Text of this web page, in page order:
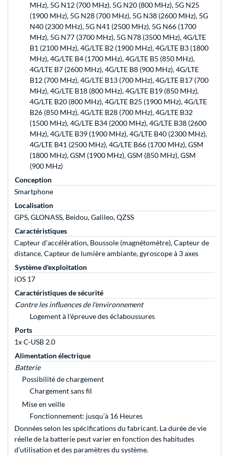
MHz), 5G N12 (700 MHz), 5G N20 (800 MHz), 5G N25
(1900 MHz), 5G N28 (700 MHz), 5G N38 (2600 MHz), 5G
N40 (2300 MHz), 5G N41 (2500 MHz), 5G N66 (1700
MHz), 5G N77 (3700 MHz), 5G N78 (3500 MHz), 4G/LTE
B1 (2100 MHz), 4G/LTE B2 (1900 MHz), 4G/LTE B3 (1800
MHz), 4G/LTE B4 (1700 MHz), 4G/LTE B5 (850 MHz),
4G/LTE B7 (2600 MHz), 4G/LTE B8 (900 MHz), 4G/LTE
B12 (700 MHz), 4G/LTE B13 (700 MHz), 4G/LTE B17 (700
MHz), 4G/LTE B18 (800 MHz), 4G/LTE B19 (850 MHz),
4G/LTE B20 (800 MHz), 4G/LTE B25 (1900 MHz), 4G/LTE
B26 (850 MHz), 4G/LTE B28 (700 MHz), 4G/LTE B32
(1500 MHz), 4G/LTE B34 (2000 MHz), 4G/LTE B38 (2600
MHz), 4G/LTE B39 (1900 MHz), 4G/LTE B40 (2300 MHz),
4G/LTE B41 (2500 MHz), 4G/LTE B66 (1700 MHz), GSM
(1800 MHz), GSM (1900 MHz), GSM (850 MHz), GSM
(900 MHz)
Conception
Smartphone
Localisation
GPS, GLONASS, Beidou, Galileo, QZSS
Caractéristiques
Capteur d'accélération, Boussole (magnétomètre), Capteur de
distance, Capteur de lumière ambiante, gyroscope à 3 axes
Système d'exploitation
iOS 17
Caractéristiques de sécurité
Contre les influences de l'environnement
Logement à l'épreuve des éclaboussures
Ports
1x C-USB 2.0
Alimentation électrique
Batterie
Possibilité de chargement
Chargement sans fil
Mise en veille
Fonctionnement: jusqu’à 16 Heures
Données selon les spécifications du fabricant. La durée de vie
réelle de la batterie peut varier en fonction des habitudes
d’utilisation et des paramètres du système.